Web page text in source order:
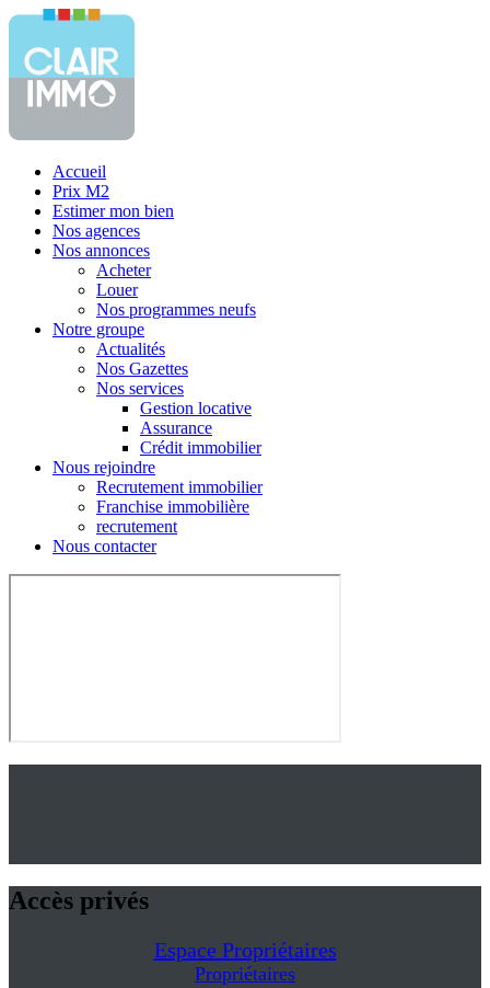
Accueil
Prix M2
Estimer mon bien
Nos agences
Nos annonces
Acheter
Louer
Nos programmes neufs
Notre groupe
Actualités
Nos Gazettes
Nos services
Gestion locative
Assurance
Crédit immobilier
Nous rejoindre
Recrutement immobilier
Franchise immobilière
recrutement
Nous contacter
Accès privés
Espace Propriétaires
Propriétaires